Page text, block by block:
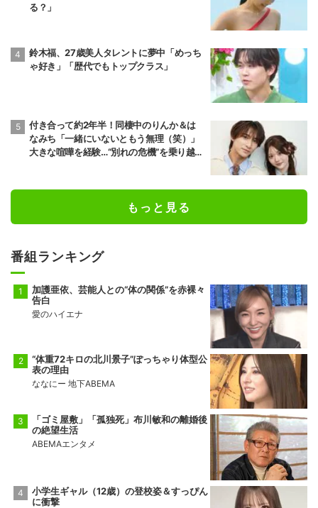
る？」
鈴木福、27歳美人タレントに夢中「めっち
ゃ好き」「歴代でもトップクラス」
付き合って約2年半！同棲中のりんか＆は
なみち「一緒にいないともう無理（笑）」
大きな喧嘩を経験…“別れの危機”を乗り越え
もっと見る
番組ランキング
加護亜依、芸能人との“体の関係”を赤裸々
告白
愛のハイエナ
“体重72キロの北川景子”ぽっちゃり体型公
表の理由
ななにー 地下ABEMA
「ゴミ屋敷」「孤独死」布川敏和の離婚後
の絶望生活
ABEMAエンタメ
小学生ギャル（12歳）の登校姿＆すっぴん
に衝撃